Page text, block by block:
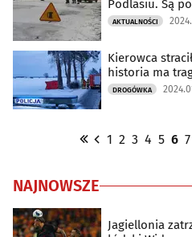
Podlasiu. Są
AKTUALNOŚCI
Kierowca
historia ma
DROGÓWKA
1 2 3 4 5 6 7
NAJNOWSZE
Jagiellonia